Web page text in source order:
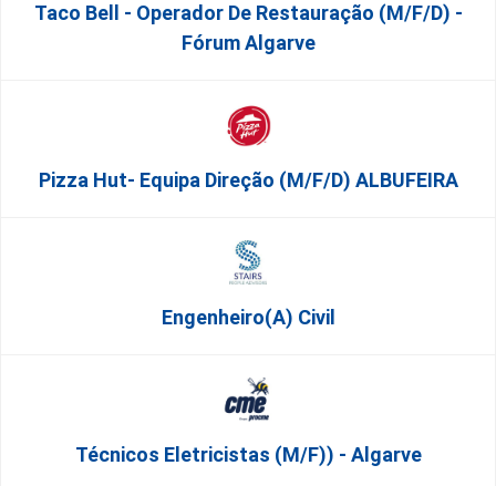
Taco Bell - Operador De Restauração (m/f/d) -
Fórum Algarve
Pizza Hut- Equipa Direção (m/f/d) ALBUFEIRA
Engenheiro(a) Civil
Técnicos Eletricistas (m/f)) - Algarve